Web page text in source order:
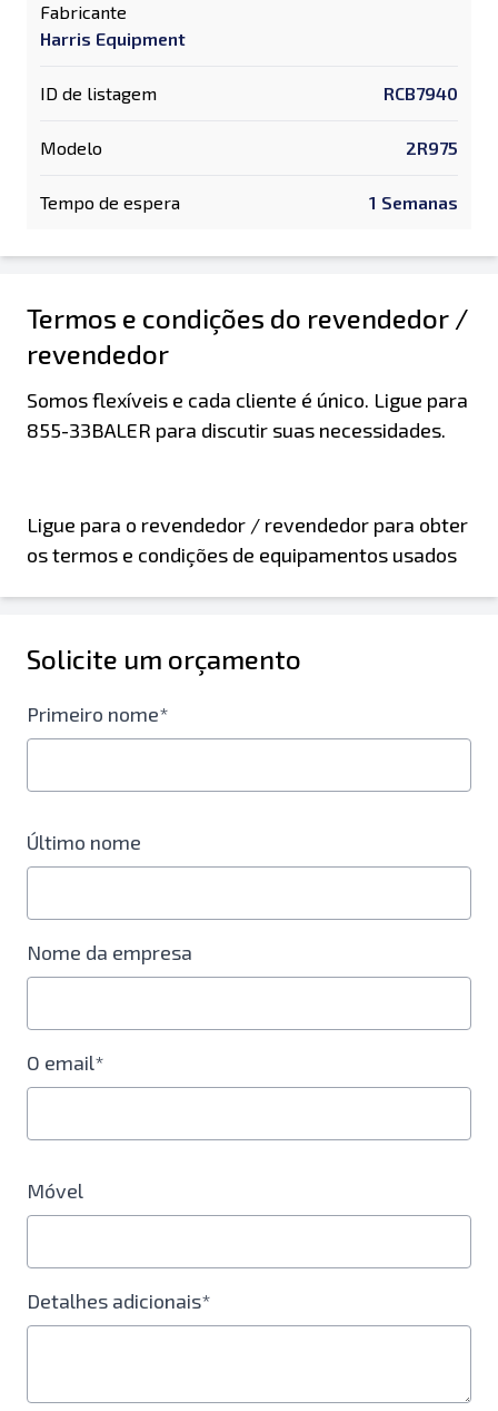
Fabricante
Harris Equipment
ID de listagem RCB7940
Modelo 2R975
Tempo de espera 1 Semanas
Termos e condições do revendedor /
revendedor
Somos flexíveis e cada cliente é único. Ligue para
855-33BALER para discutir suas necessidades.
Ligue para o revendedor / revendedor para obter
os termos e condições de equipamentos usados
Solicite um orçamento
Primeiro nome*
Último nome
Nome da empresa
O email*
Móvel
Detalhes adicionais*